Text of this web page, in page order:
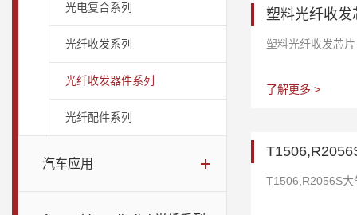
光电复合系列
光纤收发系列
光纤收发器件系列
光纤配件系列
汽车应用
塑料光纤收发
塑料光纤收发芯片
了解更多 >
T1506,R2056S大